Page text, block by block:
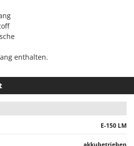
enthalten.
E-150 LM
akkubetrieben